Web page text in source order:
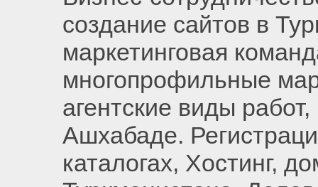
создание сайтов в
маркетинговая
многопрофильные
агентские виды
Ашхабаде.
каталогах, Хостинг,